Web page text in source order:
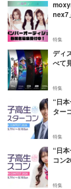
nex7
特集
ディ
べて
特集
“日
ター
特集
“日
コン
特集